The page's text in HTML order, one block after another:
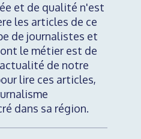
et de qualité n'est
les articles de ce
de journalistes et
le métier est de
de notre
lire ces articles,
dans sa région.